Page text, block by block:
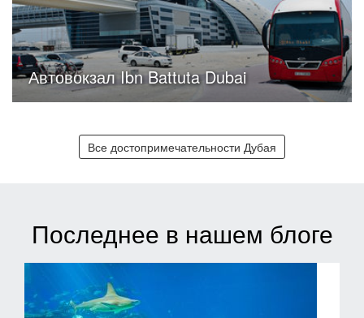
Автовокзал Ibn Battuta Dubai
Все достопримечательности Дубая
Последнее в нашем блоге